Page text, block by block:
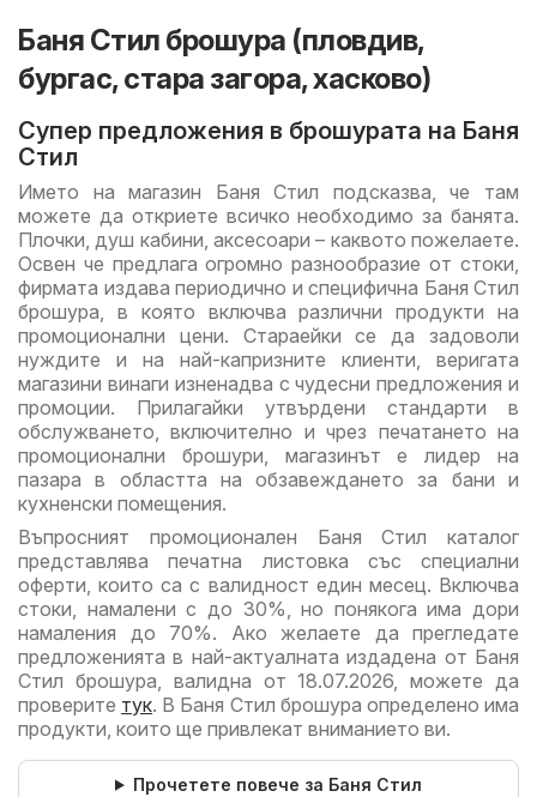
Баня Стил брошура (пловдив,
бургас, стара загора, хасково)
Супер предложения в брошурата на Баня
Стил
Името на магазин Баня Стил подсказва, че там
можете да откриете всичко необходимо за банята.
Плочки, душ кабини, аксесоари – каквото пожелаете.
Освен че предлага огромно разнообразие от стоки,
фирмата издава периодично и специфична Баня Стил
брошура, в която включва различни продукти на
промоционални цени. Стараейки се да задоволи
нуждите и на най-капризните клиенти, веригата
магазини винаги изненадва с чудесни предложения и
промоции. Прилагайки утвърдени стандарти в
обслужването, включително и чрез печатането на
промоционални брошури, магазинът е лидер на
пазара в областта на обзавеждането за бани и
кухненски помещения.
Въпросният промоционален Баня Стил каталог
представлява печатна листовка със специални
оферти, които са с валидност един месец. Включва
стоки, намалени с до 30%, но понякога има дори
намаления до 70%. Ако желаете да прегледате
предложенията в най-актуалната издадена от Баня
Стил брошура, валидна от 18.07.2026, можете да
проверите тук. В Баня Стил брошура определено има
продукти, които ще привлекат вниманието ви.
Прочетете повече за Баня Стил